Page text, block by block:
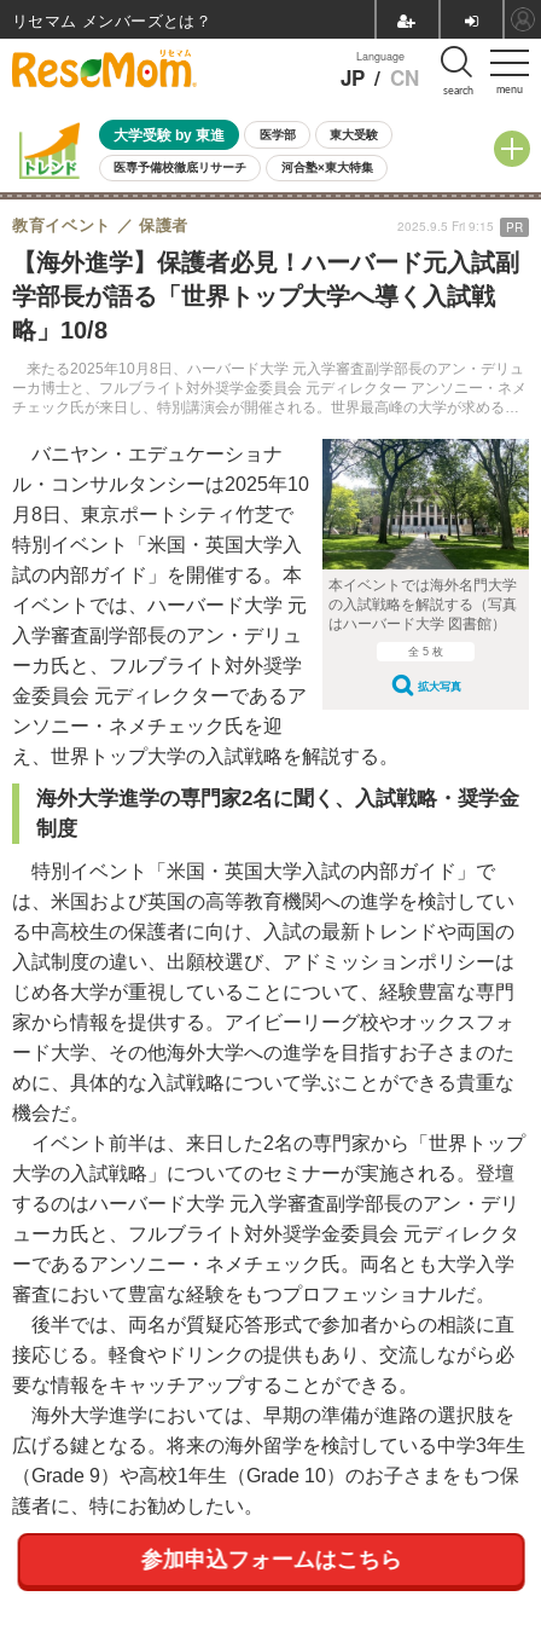
menu
Language
JP / CN search
大学受験 by 東進 医学部 東大受験
医専予備校徹底リサーチ 河合塾×東大特集
親子で考える大学選び 高校受験 中学受験 小学校受験
共通テスト 夏休み
8月開催イベント・WS 全国公立高校 過去問 人気記事
自由研究教材（小学生向け） 自由研究教材（中学生向け） ランキング
【海外進学】保護者必見！ハーバード元入試副
学部長が語る「世界トップ大学へ導く入試戦
略」10/8
来たる2025年10月8日、ハーバード大学 元入学審査副学部長のアン・デリュ
ーカ博士と、フルブライト対外奨学金委員会 元ディレクター アンソニー・ネメ
チェック氏が来日し、特別講演会が開催される。世界最高峰の大学が求める人
教育イベント 保護者 2025.9.5 Fri 9:15 PR
本イベントでは海外名門大学
の入試戦略を解説する（写真
はハーバード大学 図書館）
全 5 枚
拡大写真
バニヤン・エデュケーショナ
ル・コンサルタンシーは2025年10
月8日、東京ポートシティ竹芝で
特別イベント「米国・英国大学入
試の内部ガイド」を開催する。本
イベントでは、ハーバード大学 元
入学審査副学部長のアン・デリュ
ーカ氏と、フルブライト対外奨学
金委員会 元ディレクターであるア
ンソニー・ネメチェック氏を迎
え、世界トップ大学の入試戦略を解説する。
海外大学進学の専門家2名に聞く、入試戦略・奨学金
制度
特別イベント「米国・英国大学入試の内部ガイド」で
は、米国および英国の高等教育機関への進学を検討してい
る中高校生の保護者に向け、入試の最新トレンドや両国の
入試制度の違い、出願校選び、アドミッションポリシーは
じめ各大学が重視していることについて、経験豊富な専門
家から情報を提供する。アイビーリーグ校やオックスフォ
ード大学、その他海外大学への進学を目指すお子さまのた
めに、具体的な入試戦略について学ぶことができる貴重な
機会だ。
イベント前半は、来日した2名の専門家から「世界トップ
大学の入試戦略」についてのセミナーが実施される。登壇
するのはハーバード大学 元入学審査副学部長のアン・デリ
ューカ氏と、フルブライト対外奨学金委員会 元ディレクタ
ーであるアンソニー・ネメチェック氏。両名とも大学入学
審査において豊富な経験をもつプロフェッショナルだ。
後半では、両名が質疑応答形式で参加者からの相談に直
接応じる。軽食やドリンクの提供もあり、交流しながら必
要な情報をキャッチアップすることができる。
海外大学進学においては、早期の準備が進路の選択肢を
広げる鍵となる。将来の海外留学を検討している中学3年生
（Grade 9）や高校1年生（Grade 10）のお子さまをもつ保
護者に、特にお勧めしたい。
参加申込フォームはこちら
リセマム メンバーズ